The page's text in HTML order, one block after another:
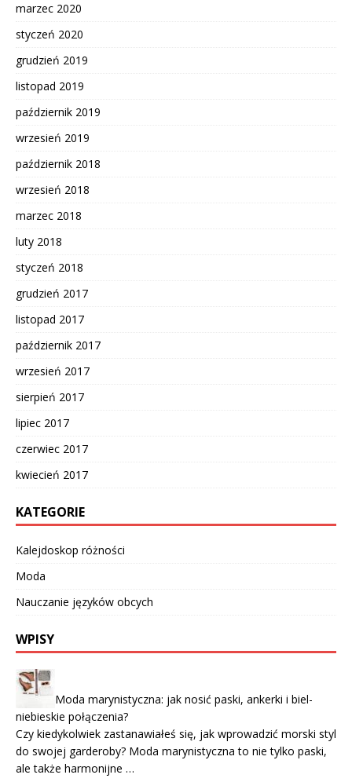
marzec 2020
styczeń 2020
grudzień 2019
listopad 2019
październik 2019
wrzesień 2019
październik 2018
wrzesień 2018
marzec 2018
luty 2018
styczeń 2018
grudzień 2017
listopad 2017
październik 2017
wrzesień 2017
sierpień 2017
lipiec 2017
czerwiec 2017
kwiecień 2017
KATEGORIE
Kalejdoskop różności
Moda
Nauczanie języków obcych
WPISY
Moda marynistyczna: jak nosić paski, ankerki i biel-
niebieskie połączenia?
Czy kiedykolwiek zastanawiałeś się, jak wprowadzić morski styl
do swojej garderoby? Moda marynistyczna to nie tylko paski,
ale także harmonijne …